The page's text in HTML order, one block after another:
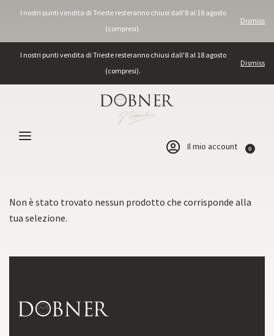
I nostri punti vendita di Trieste resteranno chiusi dall'8 al 18 agosto
(compresi).
Dismiss
I nostri punti vendita di Trieste resteranno chiusi dall'8 al 18 agosto
(compresi).
Dismiss
Il mio account 0
Non è stato trovato nessun prodotto che corrisponde alla
tua selezione.